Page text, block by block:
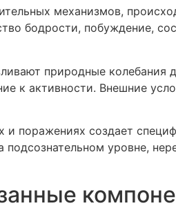
механизмов,
бодрости, побуждение,
природные колебания
к активности. Внешние
поражениях создает
уровне,